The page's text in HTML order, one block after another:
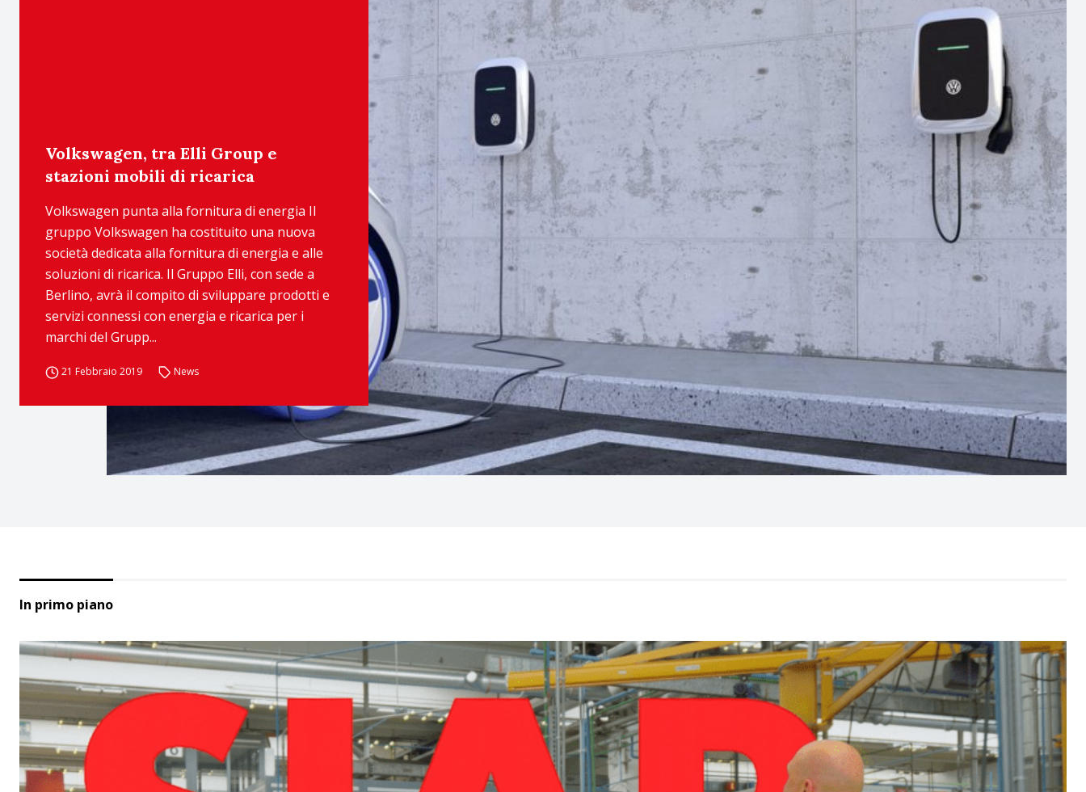
Volkswagen, tra Elli Group e
stazioni mobili di ricarica
Volkswagen punta alla fornitura di energia Il
gruppo Volkswagen ha costituito una nuova
società dedicata alla fornitura di energia e alle
soluzioni di ricarica. Il Gruppo Elli, con sede a
Berlino, avrà il compito di sviluppare prodotti e
servizi connessi con energia e ricarica per i
marchi del Grupp...
21 Febbraio 2019 News
In primo piano